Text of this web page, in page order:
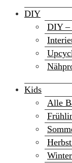
DIY
DIY –
Kids
Alle